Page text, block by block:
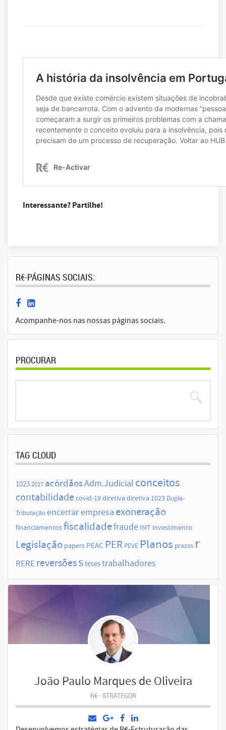
Interessante? Partilhe!
R€-PÁGINAS SOCIAIS:
Acompanhe-nos nas nossas páginas sociais.
PROCURAR
TAG CLOUD
10232017 acórdãosAdm.Judicial conceitos
contabilidade covid-19diretiva diretiva 1023 Dupla-
Tributaçãoencerrar empresa exoneração
financiamentosfiscalidadefraude IMT investimento
Legislação papers PEAC PER PEVE Planos prazos r
RERE reversõesstesestrabalhadores
João Paulo Marques de Oliveira
R€ - STRATEGOR